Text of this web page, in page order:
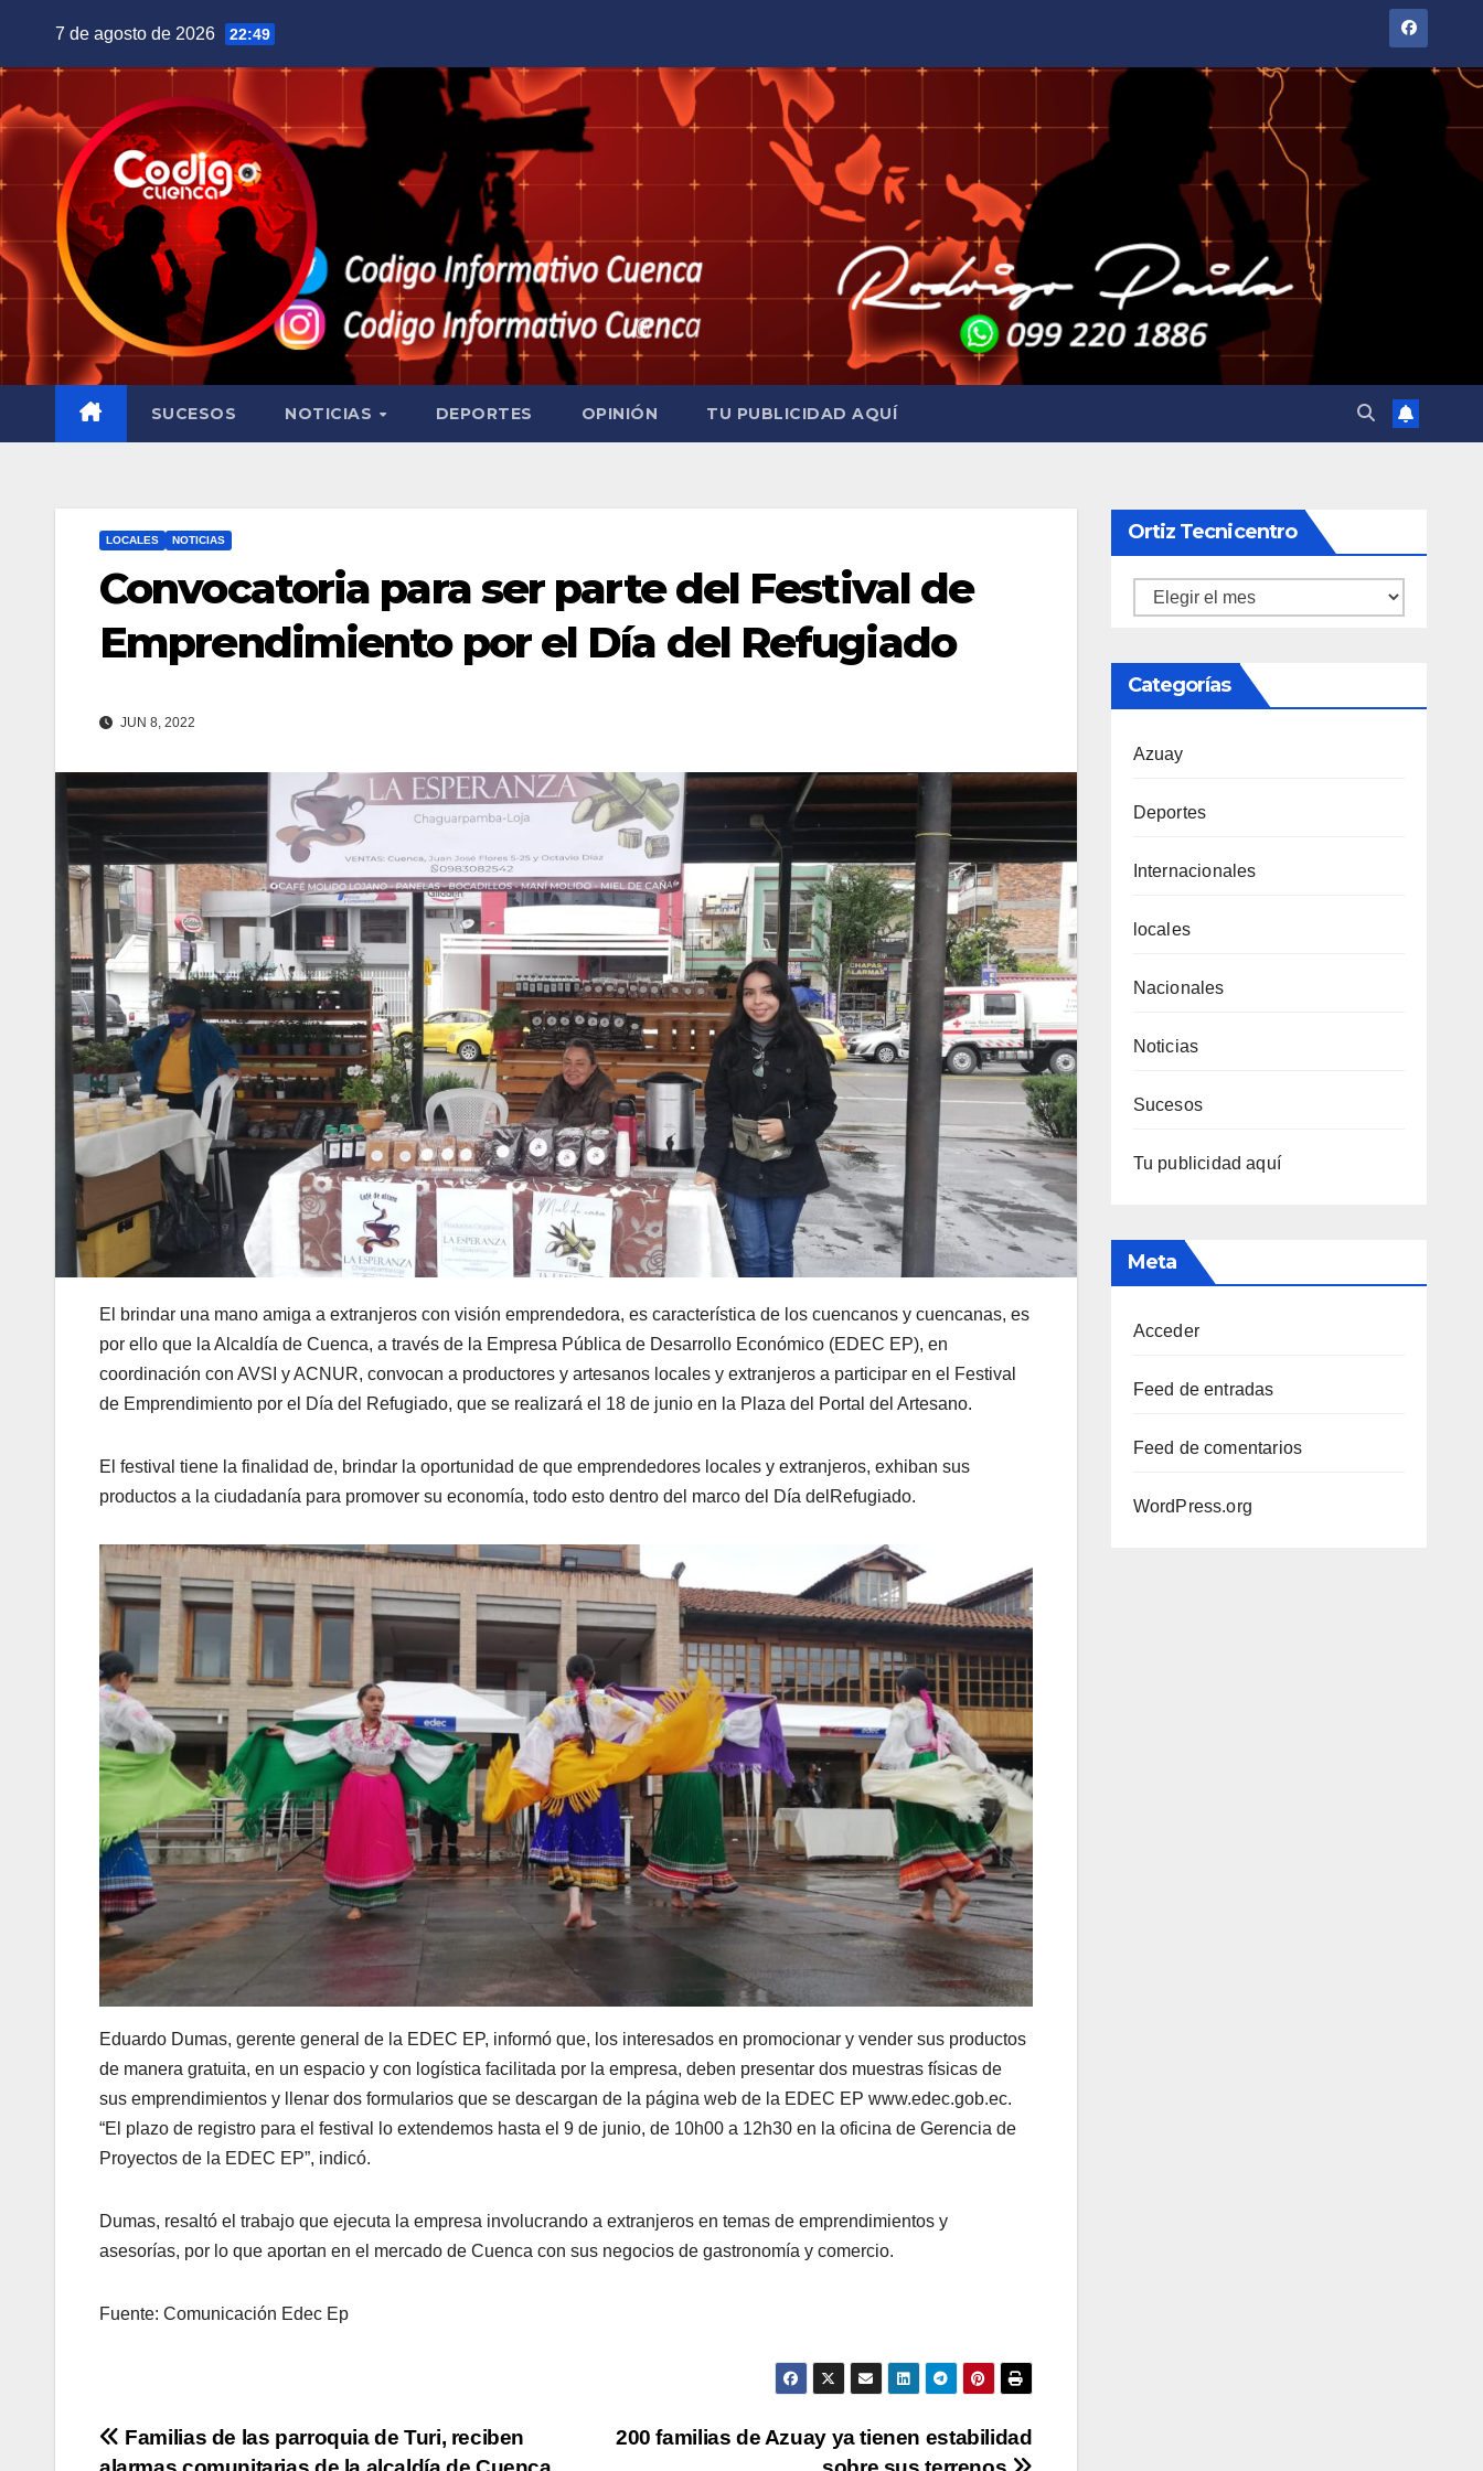
contenido
7 de agosto de 2026 22:49
SUCESOS NOTICIAS DEPORTES OPINIÓN TU PUBLICIDAD AQUÍ
LOCALES NOTICIAS
Convocatoria para ser parte del Festival de
Emprendimiento por el Día del Refugiado
JUN 8, 2022
El brindar una mano amiga a extranjeros con visión emprendedora, es característica de los cuencanos y cuencanas, es
por ello que la Alcaldía de Cuenca, a través de la Empresa Pública de Desarrollo Económico (EDEC EP), en
coordinación con AVSI y ACNUR, convocan a productores y artesanos locales y extranjeros a participar en el Festival
de Emprendimiento por el Día del Refugiado, que se realizará el 18 de junio en la Plaza del Portal del Artesano.
El festival tiene la finalidad de, brindar la oportunidad de que emprendedores locales y extranjeros, exhiban sus
productos a la ciudadanía para promover su economía, todo esto dentro del marco del Día delRefugiado.
Eduardo Dumas, gerente general de la EDEC EP, informó que, los interesados en promocionar y vender sus productos
de manera gratuita, en un espacio y con logística facilitada por la empresa, deben presentar dos muestras físicas de
sus emprendimientos y llenar dos formularios que se descargan de la página web de la EDEC EP www.edec.gob.ec.
“El plazo de registro para el festival lo extendemos hasta el 9 de junio, de 10h00 a 12h30 en la oficina de Gerencia de
Proyectos de la EDEC EP”, indicó.
Dumas, resaltó el trabajo que ejecuta la empresa involucrando a extranjeros en temas de emprendimientos y
asesorías, por lo que aportan en el mercado de Cuenca con sus negocios de gastronomía y comercio.
Fuente: Comunicación Edec Ep
Navegación
200 familias de Azuay ya tienen estabilidad
Familias de las parroquia de Turi, reciben
Ortiz Tecnicentro
Ortiz
Categorías
Azuay
Deportes
Internacionales
locales
Nacionales
Noticias
Sucesos
Tu publicidad aquí
Meta
Acceder
Feed de entradas
Feed de comentarios
WordPress.org